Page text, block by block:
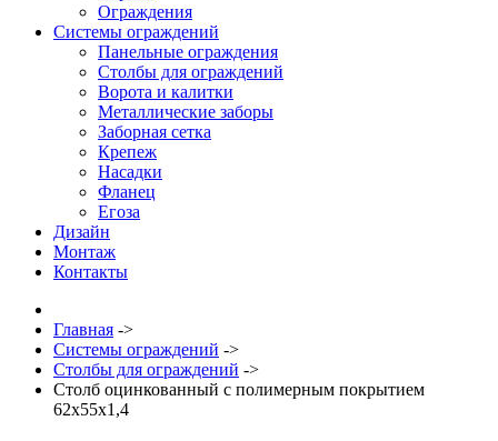
Ограждения
Системы ограждений
Панельные ограждения
Столбы для ограждений
Ворота и калитки
Металлические заборы
Заборная сетка
Крепеж
Насадки
Фланец
Егоза
Дизайн
Монтаж
Контакты
Главная ->
Системы ограждений ->
Столбы для ограждений ->
Столб оцинкованный с полимерным покрытием
62x55x1,4